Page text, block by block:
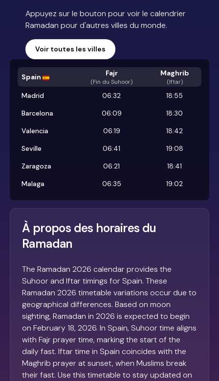
Appuyez sur le bouton pour voir le calendrier
Ramadan pour d'autres villes du monde.
Voir toutes les villes
Spain Fajr
(Fin du Suhoor)
Maghrib
(Iftar)
Madrid 06:32
18:55
Barcelona
06:09
18:30
Valencia
06:19
18:42
Seville
06:41
19:08
Zaragoza
06:21
18:41
Malaga
06:35 19:02
À propos des horaires du
Ramadan
The Ramadan 2026 calendar provides the
Suhoor and Iftar timings for Spain. These
Ramadan 2026 timetable variations occur due to
geographical differences. Based on moon
sighting, Ramadan in 2026 is expected to begin
on February 18, 2026. In Spain, Suhoor time aligns
with Fajr prayer time, marking the start of the
daily fast. Iftar time in Spain coincides with the
Maghrib prayer at sunset, when Muslims break
their fast. Use this timetable to stay updated on